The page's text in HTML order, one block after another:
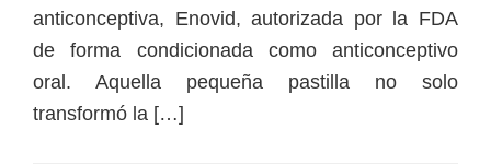
anticonceptiva, Enovid, autorizada por la FDA
de forma condicionada como anticonceptivo
oral. Aquella pequeña pastilla no solo
transformó la […]